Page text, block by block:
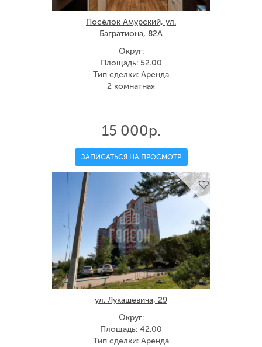
Посёлок Амурский, ул.
Багратиона, 82А
Округ:
Площадь: 52.00
Тип сделки: Аренда
2 комнатная
15 000р.
ЗАПИСАТЬСЯ НА ПРОСМОТР
ул. Лукашевича, 29
Округ:
Площадь: 42.00
Тип сделки: Аренда